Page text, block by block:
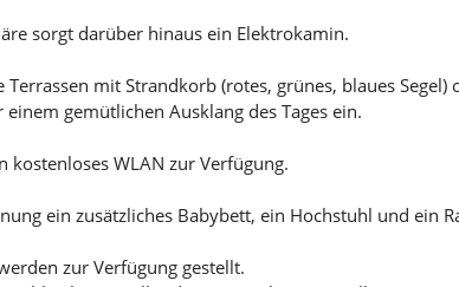
sorgt darüber hinaus ein Elektrokamin.
mit Strandkorb (rotes, grünes, blaues
gemütlichen Ausklang des Tages ein.
kostenloses WLAN zur Verfügung.
ein zusätzliches Babybett, ein Hochstuhl und ein
zur Verfügung gestellt.